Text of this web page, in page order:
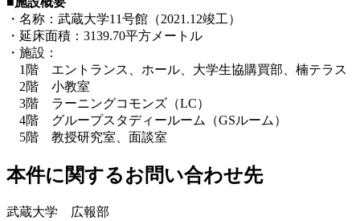
・名称：武蔵大学11号館（2021.12竣工）
・延床面積：3139.70平方メートル
・施設：
1階 エントランス、ホール、大学生協購買部、楠テラス
2階 小教室
3階 ラーニングコモンズ（LC）
4階 グループスタディールーム（GSルーム）
5階 教授研究室、面談室
本件に関するお問い合わせ先
武蔵大学 広報部